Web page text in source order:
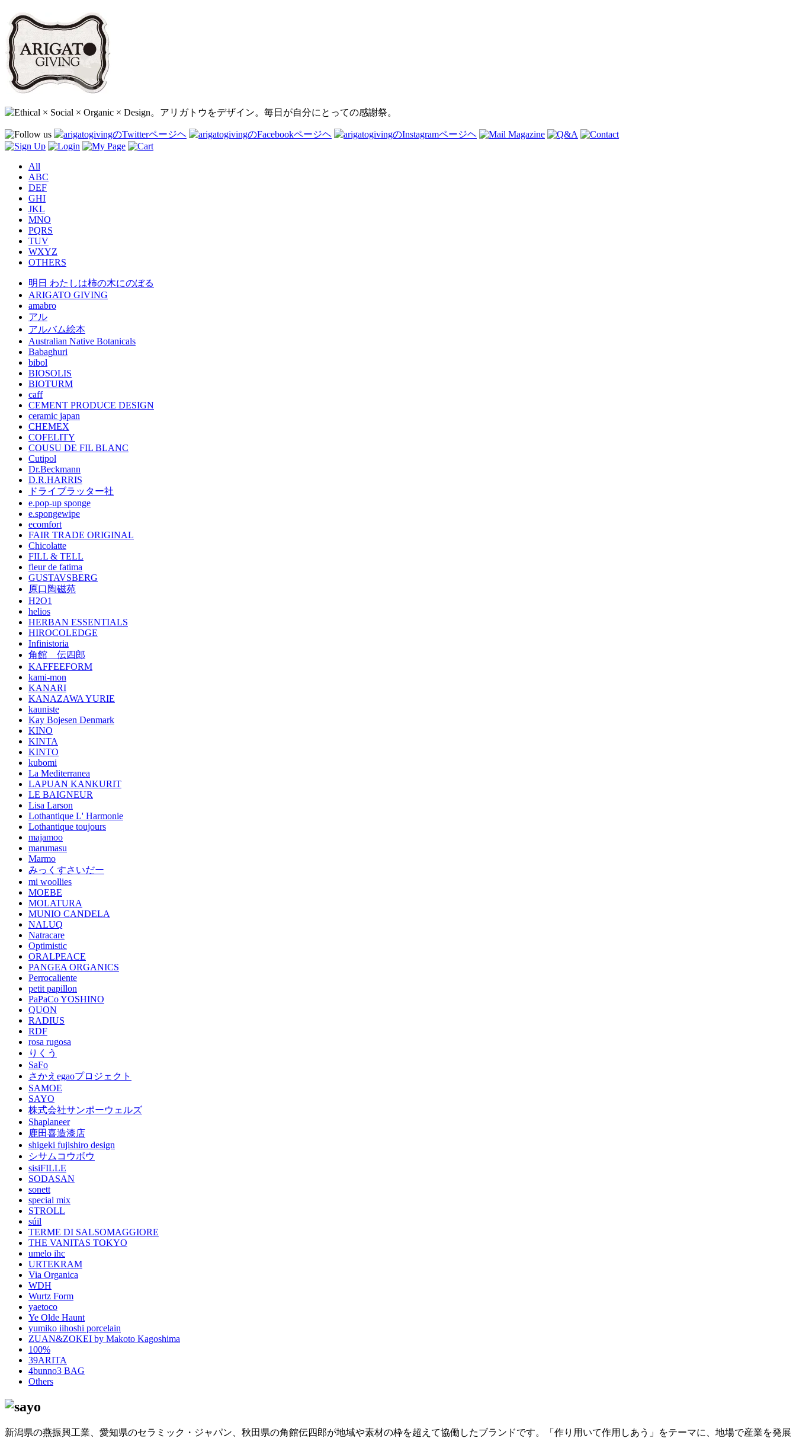
All
ABC
DEF
GHI
JKL
MNO
PQRS
TUV
WXYZ
OTHERS
明日 わたしは柿の木にのぼる
ARIGATO GIVING
amabro
アル
アルバム絵本
Australian Native Botanicals
Babaghuri
bibol
BIOSOLIS
BIOTURM
caff
CEMENT PRODUCE DESIGN
ceramic japan
CHEMEX
COFELITY
COUSU DE FIL BLANC
Cutipol
Dr.Beckmann
D.R.HARRIS
ドライブラッター社
e.pop-up sponge
e.spongewipe
ecomfort
FAIR TRADE ORIGINAL
Chicolatte
FILL & TELL
fleur de fatima
GUSTAVSBERG
原口陶磁苑
H2O1
helios
HERBAN ESSENTIALS
HIROCOLEDGE
Infinistoria
角館 伝四郎
KAFFEEFORM
kami-mon
KANARI
KANAZAWA YURIE
kauniste
Kay Bojesen Denmark
KINO
KINTA
KINTO
kubomi
La Mediterranea
LAPUAN KANKURIT
LE BAIGNEUR
Lisa Larson
Lothantique L' Harmonie
Lothantique toujours
majamoo
marumasu
Marmo
みっくすさいだー
mi woollies
MOEBE
MOLATURA
MUNIO CANDELA
NALUQ
Natracare
Optimistic
ORALPEACE
PANGEA ORGANICS
Perrocaliente
petit papillon
PaPaCo YOSHINO
QUON
RADIUS
RDF
rosa rugosa
りくう
SaFo
さかえegaoプロジェクト
SAMOE
SAYO
株式会社サンポーウェルズ
Shaplaneer
鹿田喜造漆店
shigeki fujishiro design
シサムコウボウ
sisiFILLE
SODASAN
sonett
special mix
STROLL
súil
TERME DI SALSOMAGGIORE
THE VANITAS TOKYO
umelo ihc
URTEKRAM
Via Organica
WDH
Wurtz Form
yaetoco
Ye Olde Haunt
yumiko iihoshi porcelain
ZUAN&ZOKEI by Makoto Kagoshima
100%
39ARITA
4bunno3 BAG
Others
新潟県の燕振興工業、愛知県のセラミック・ジャパン、秋田県の角館伝四郎が地域や素材の枠を超えて協働したブランドです。「作り用いて作用しあう」をテーマに、地場で産業を発展